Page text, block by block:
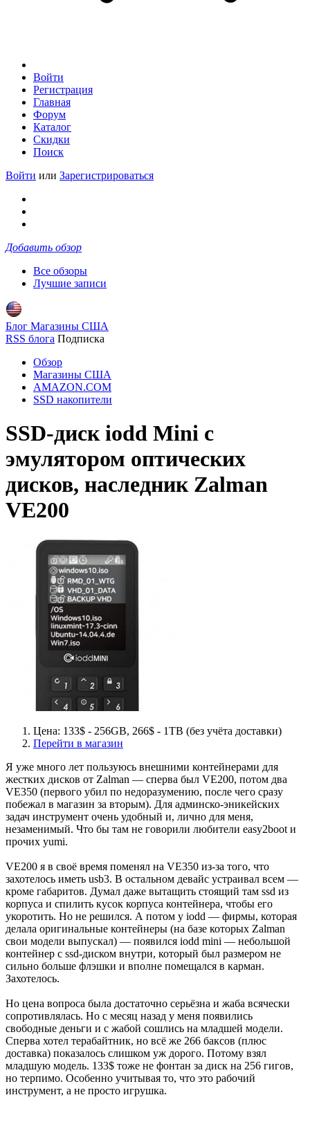
Войти
Регистрация
Главная
Форум
Каталог
Скидки
Поиск
Войти или Зарегистрироваться
Добавить обзор
Все обзоры
Лучшие записи
Блог Магазины США
RSS блога Подписка
Обзор
Магазины США
AMAZON.COM
SSD накопители
SSD-диск iodd Mini с
эмулятором оптических
дисков, наследник Zalman
VE200
Цена: 133$ - 256GB, 266$ - 1TB (без учёта доставки)
Перейти в магазин
Я уже много лет пользуюсь внешними контейнерами для
жестких дисков от Zalman — сперва был VE200, потом два
VE350 (первого убил по недоразумению, после чего сразу
побежал в магазин за вторым). Для админско-эникейских
задач инструмент очень удобный и, лично для меня,
незаменимый. Что бы там не говорили любители easy2boot и
прочих yumi.
VE200 я в своё время поменял на VE350 из-за того, что
захотелось иметь usb3. В остальном девайс устраивал всем —
кроме габаритов. Думал даже вытащить стоящий там ssd из
корпуса и спилить кусок корпуса контейнера, чтобы его
укоротить. Но не решился. А потом у iodd — фирмы, которая
делала оригинальные контейнеры (на базе которых Zalman
свои модели выпускал) — появился iodd mini — небольшой
контейнер с ssd-диском внутри, который был размером не
сильно больше флэшки и вполне помещался в карман.
Захотелось.
Но цена вопроса была достаточно серьёзна и жаба всячески
сопротивлялась. Но с месяц назад у меня появились
свободные деньги и с жабой сошлись на младшей модели.
Сперва хотел терабайтник, но всё же 266 баксов (плюс
доставка) показалось слишком уж дорого. Потому взял
младшую модель. 133$ тоже не фонтан за диск на 256 гигов,
но терпимо. Особенно учитывая то, что это рабочий
инструмент, а не просто игрушка.